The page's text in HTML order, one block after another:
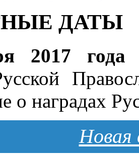
ДАТЫ
2017 года
о наградах
Новая